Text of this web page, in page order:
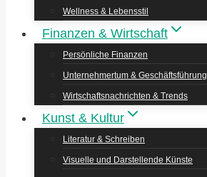
Wellness & Lebensstil
Finanzen & Wirtschaft
Persönliche Finanzen
Unternehmertum & Geschäftsführung
Wirtschaftsnachrichten & Trends
Kunst & Kultur
Literatur & Schreiben
Visuelle und Darstellende Künste